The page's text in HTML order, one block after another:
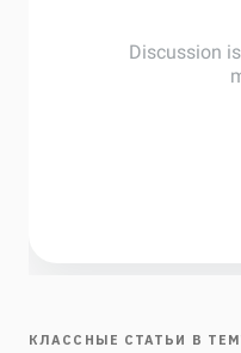
КЛАССНЫЕ СТАТЬИ В